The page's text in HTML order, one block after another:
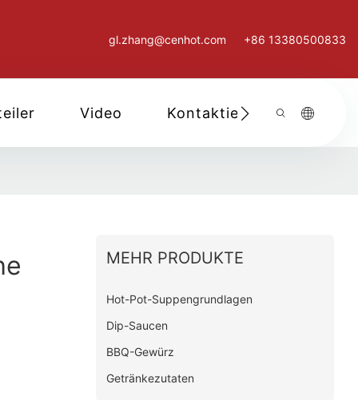
gl.zhang@cenhot.com +86 13380500833
Video Kontaktieren Sie Uns
MEHR PRODUKTE
Hot-Pot-Suppengrundlagen
Dip-Saucen
BBQ-Gewürz
Getränkezutaten